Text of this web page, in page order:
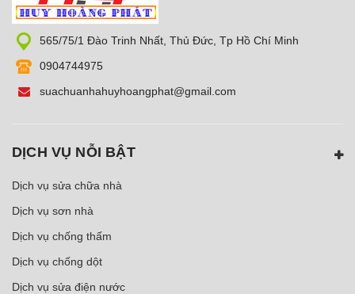
565/75/1 Đào Trinh Nhất, Thủ Đức, Tp Hồ Chí Minh
0904744975
suachuanhahuyhoangphat@gmail.com
DỊCH VỤ NỖI BẬT
Dịch vụ sửa chữa nhà
Dịch vụ sơn nhà
Dịch vụ chống thấm
Dịch vụ chống dột
Dịch vụ sửa điện nước